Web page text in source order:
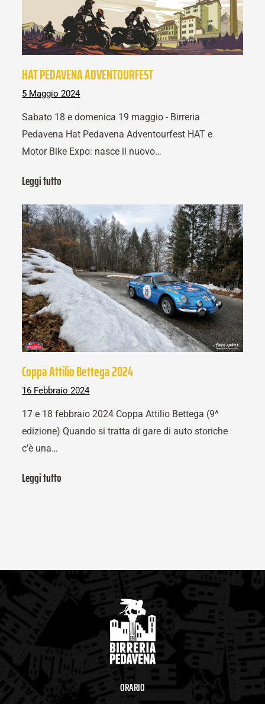
HAT PEDAVENA ADVENTOURFEST
5 Maggio 2024
Sabato 18 e domenica 19 maggio - Birreria
Pedavena Hat Pedavena Adventourfest HAT e
Motor Bike Expo: nasce il nuovo…
Leggi tutto
Coppa Attilio Bettega 2024
16 Febbraio 2024
17 e 18 febbraio 2024 Coppa Attilio Bettega (9^
edizione) Quando si tratta di gare di auto storiche
c’è una…
Leggi tutto
ORARIO